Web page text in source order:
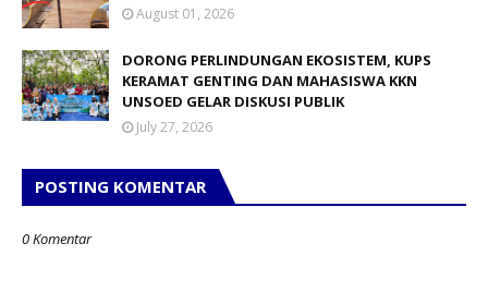
August 01, 2026
DORONG PERLINDUNGAN EKOSISTEM, KUPS
KERAMAT GENTING DAN MAHASISWA KKN
UNSOED GELAR DISKUSI PUBLIK
July 27, 2026
POSTING KOMENTAR
0 Komentar